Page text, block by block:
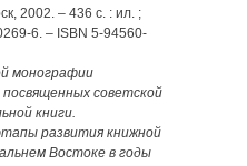
2002. – 436 с. : ил. ;
6. – ISBN 5-94560-
монографии
советской
книги.
развития книжной
Востоке в годы